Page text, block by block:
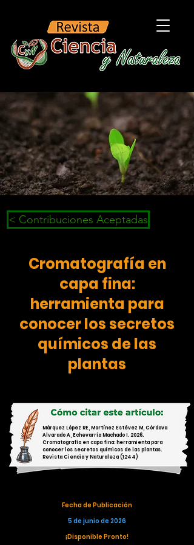
< Contribuciones Aceptadas
Cromatografía en
capa fina:
herramienta para
conocer los secretos
químicos de las
plantas
Márquez López RE, Martínez Estévez M, Córdova
Alvarado A, Echevarría Machado I. 2026.
Cromatografía en capa fina: herramienta para
conocer los secretos químicos de las plantas.
Revista Ciencia y Naturaleza (1244)
Fecha de Publicación
5 de junio de 2026
¡Disponible Pronto!